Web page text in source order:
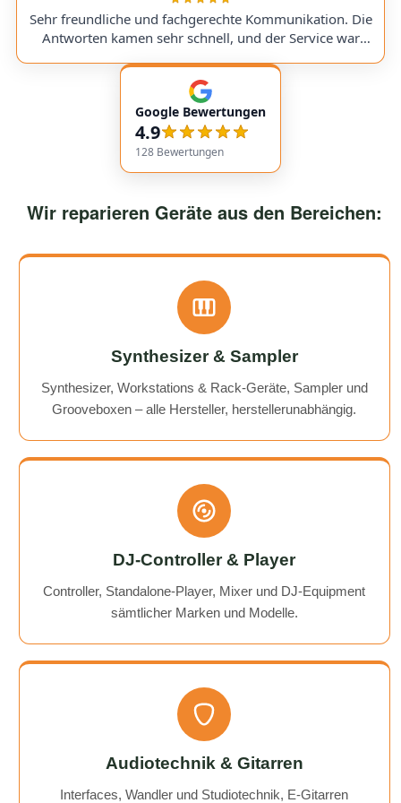
a replacement part, I was always kept fully informed. I
would use them again anytime!
Sehr freundliche und fachgerechte Kommunikation. Die
Antworten kamen sehr schnell, und der Service war
empfehlenswert! Very friendly and professional
communication. Responses came very quickly, and the
service overall was extremely friendly and reliable.
Highly recommended!
Google Bewertungen
4.9
128 Bewertungen
Wir reparieren Geräte aus den Bereichen:
Synthesizer & Sampler
Synthesizer, Workstations & Rack-Geräte, Sampler und
Grooveboxen – alle Hersteller, herstellerunabhängig.
DJ-Controller & Player
Controller, Standalone-Player, Mixer und DJ-Equipment
sämtlicher Marken und Modelle.
Audiotechnik & Gitarren
Interfaces, Wandler und Studiotechnik, E-Gitarren